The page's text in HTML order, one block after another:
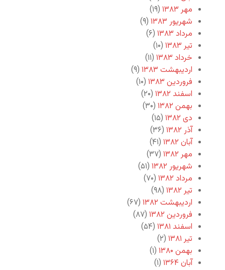
مهر ۱۳۸۳
(۱۹)
شهریور ۱۳۸۳
(۹)
مرداد ۱۳۸۳
(۶)
تیر ۱۳۸۳
(۱۰)
خرداد ۱۳۸۳
(۱۱)
اردیبهشت ۱۳۸۳
(۹)
فروردین ۱۳۸۳
(۱۰)
اسفند ۱۳۸۲
(۲۰)
بهمن ۱۳۸۲
(۳۰)
دی ۱۳۸۲
(۱۵)
آذر ۱۳۸۲
(۳۶)
آبان ۱۳۸۲
(۴۱)
مهر ۱۳۸۲
(۳۷)
شهریور ۱۳۸۲
(۵۱)
مرداد ۱۳۸۲
(۷۰)
تیر ۱۳۸۲
(۹۸)
اردیبهشت ۱۳۸۲
(۶۷)
فروردین ۱۳۸۲
(۸۷)
اسفند ۱۳۸۱
(۵۴)
تیر ۱۳۸۱
(۲)
بهمن ۱۳۸۰
(۱)
آبان ۱۳۶۴
(۱)